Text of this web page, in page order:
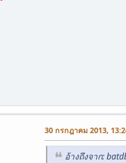
30 กรกฎาคม 2013,
อ้างถึงจาก: